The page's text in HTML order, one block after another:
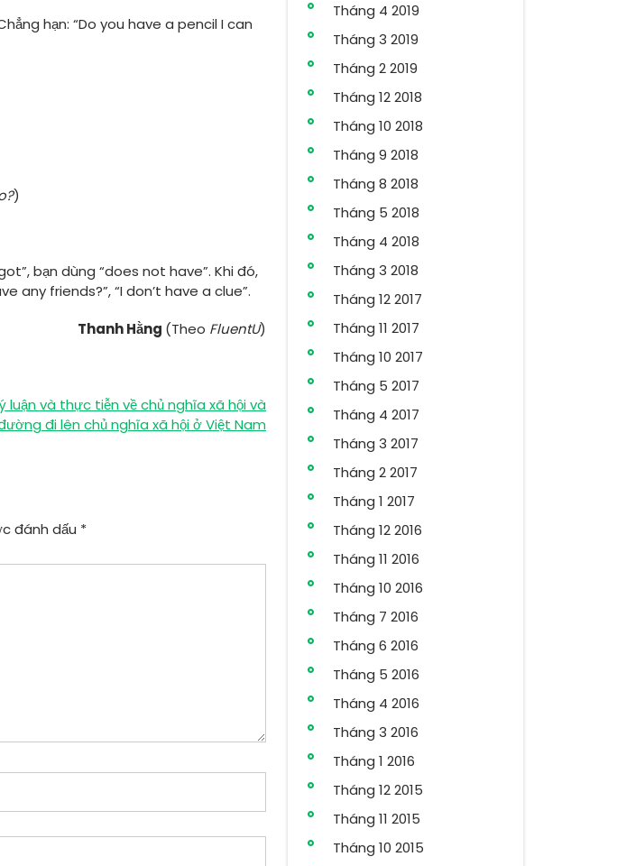
hạn: “Do you have a pencil I can
)
bạn dùng “does not have”. Khi đó,
any friends?”, “I don’t have a clue”.
Thanh Hằng (Theo FluentU)
luận và thực tiễn về chủ nghĩa xã hội và
đi lên chủ nghĩa xã hội ở Việt Nam
đánh dấu *
Tháng 4 2019
Tháng 3 2019
Tháng 2 2019
Tháng 12 2018
Tháng 10 2018
Tháng 9 2018
Tháng 8 2018
Tháng 5 2018
Tháng 4 2018
Tháng 3 2018
Tháng 12 2017
Tháng 11 2017
Tháng 10 2017
Tháng 5 2017
Tháng 4 2017
Tháng 3 2017
Tháng 2 2017
Tháng 1 2017
Tháng 12 2016
Tháng 11 2016
Tháng 10 2016
Tháng 7 2016
Tháng 6 2016
Tháng 5 2016
Tháng 4 2016
Tháng 3 2016
Tháng 1 2016
Tháng 12 2015
Tháng 11 2015
Tháng 10 2015